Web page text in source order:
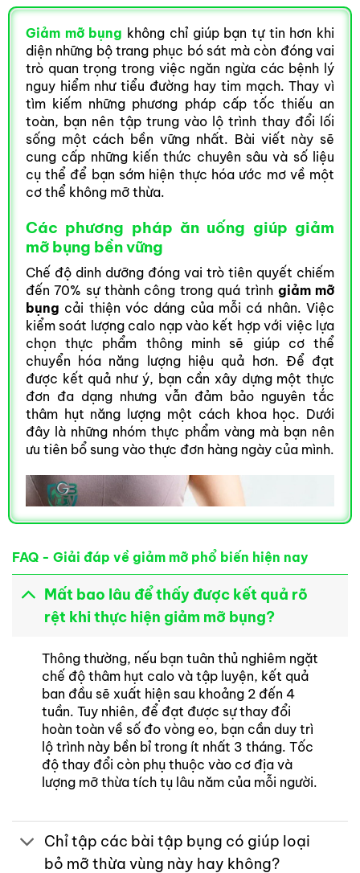
Giảm mỡ bụng không chỉ giúp bạn tự tin hơn khi
diện những bộ trang phục bó sát mà còn đóng vai
trò quan trọng trong việc ngăn ngừa các bệnh lý
nguy hiểm như tiểu đường hay tim mạch. Thay vì
tìm kiếm những phương pháp cấp tốc thiếu an
toàn, bạn nên tập trung vào lộ trình thay đổi lối
sống một cách bền vững nhất. Bài viết này sẽ
cung cấp những kiến thức chuyên sâu và số liệu
cụ thể để bạn sớm hiện thực hóa ước mơ về một
cơ thể không mỡ thừa.
Các phương pháp ăn uống giúp giảm
mỡ bụng bền vững
Chế độ dinh dưỡng đóng vai trò tiên quyết chiếm
đến 70% sự thành công trong quá trình giảm mỡ
bụng cải thiện vóc dáng của mỗi cá nhân. Việc
kiểm soát lượng calo nạp vào kết hợp với việc lựa
chọn thực phẩm thông minh sẽ giúp cơ thể
chuyển hóa năng lượng hiệu quả hơn. Để đạt
được kết quả như ý, bạn cần xây dựng một thực
đơn đa dạng nhưng vẫn đảm bảo nguyên tắc
thâm hụt năng lượng một cách khoa học. Dưới
đây là những nhóm thực phẩm vàng mà bạn nên
ưu tiên bổ sung vào thực đơn hàng ngày của mình.
Thực phẩm và chế độ ăn uống giúp giảm tích tụ
mỡ thừa vùng bụng hiệu quả và duy trì vóc dáng
bền vững
protein
Việc bổ sung ức gà, trứng và các loại đậu giúp cơ
FAQ - Giải đáp về giảm mỡ phổ biến hiện nay
Mất bao lâu để thấy được kết quả rõ
rệt khi thực hiện giảm mỡ bụng?
Thông thường, nếu bạn tuân thủ nghiêm ngặt
chế độ thâm hụt calo và tập luyện, kết quả
ban đầu sẽ xuất hiện sau khoảng 2 đến 4
tuần. Tuy nhiên, để đạt được sự thay đổi
hoàn toàn về số đo vòng eo, bạn cần duy trì
lộ trình này bền bỉ trong ít nhất 3 tháng. Tốc
độ thay đổi còn phụ thuộc vào cơ địa và
lượng mỡ thừa tích tụ lâu năm của mỗi người.
Chỉ tập các bài tập bụng có giúp loại
bỏ mỡ thừa vùng này hay không?